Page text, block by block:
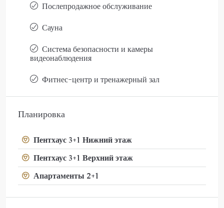
Послепродажное обслуживание
Сауна
Система безопасности и камеры
видеонаблюдения
Фитнес-центр и тренажерный зал
Планировка
Пентхаус 3+1 Нижний этаж
Пентхаус 3+1 Верхний этаж
Апартаменты 2+1